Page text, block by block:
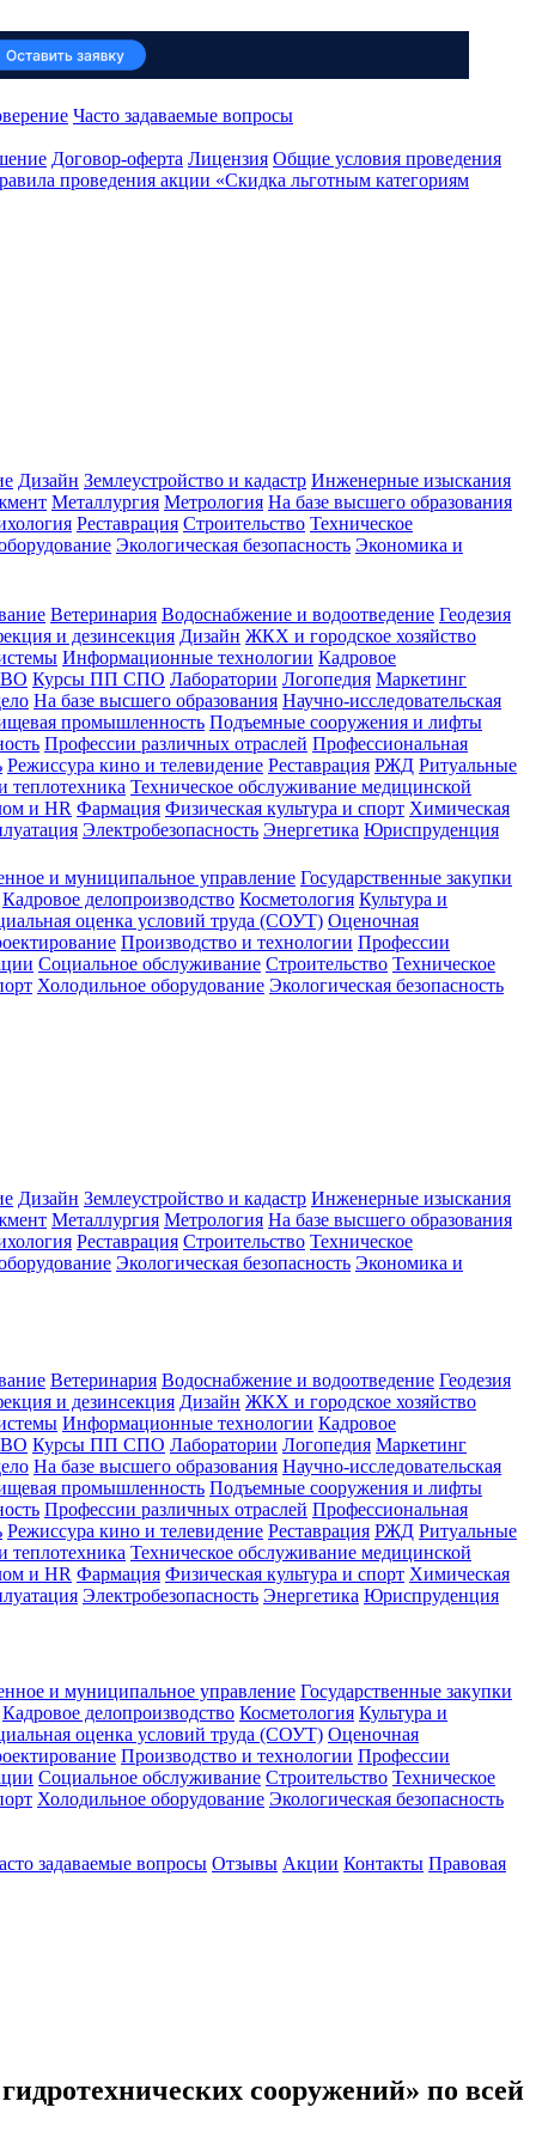
Часто задаваемые вопросы
Договор-оферта Лицензия Общие условия проведения
проведения акции «Скидка льготным категориям
Дизайн Землеустройство и кадастр Инженерные изыскания
Металлургия Метрология На базе высшего образования
Реставрация Строительство Техническое
Экологическая безопасность Экономика и
Ветеринария Водоснабжение и водоотведение Геодезия
и дезинсекция Дизайн ЖКХ и городское хозяйство
Информационные технологии Кадровое
Курсы ПП СПО Лаборатории Логопедия Маркетинг
На базе высшего образования Научно-исследовательская
промышленность Подъемные сооружения и лифты
Профессии различных отраслей Профессиональная
Режиссура кино и телевидение Реставрация РЖД Ритуальные
теплотехника Техническое обслуживание медицинской
и HR Фармация Физическая культура и спорт Химическая
Электробезопасность Энергетика Юриспруденция
и муниципальное управление Государственные закупки
Кадровое делопроизводство Косметология Культура и
оценка условий труда (СОУТ) Оценочная
Производство и технологии Профессии
Социальное обслуживание Строительство Техническое
Холодильное оборудование Экологическая безопасность
Дизайн Землеустройство и кадастр Инженерные изыскания
Металлургия Метрология На базе высшего образования
Реставрация Строительство Техническое
Экологическая безопасность Экономика и
Ветеринария Водоснабжение и водоотведение Геодезия
и дезинсекция Дизайн ЖКХ и городское хозяйство
Информационные технологии Кадровое
Курсы ПП СПО Лаборатории Логопедия Маркетинг
На базе высшего образования Научно-исследовательская
промышленность Подъемные сооружения и лифты
Профессии различных отраслей Профессиональная
Режиссура кино и телевидение Реставрация РЖД Ритуальные
теплотехника Техническое обслуживание медицинской
и HR Фармация Физическая культура и спорт Химическая
Электробезопасность Энергетика Юриспруденция
и муниципальное управление Государственные закупки
Кадровое делопроизводство Косметология Культура и
оценка условий труда (СОУТ) Оценочная
Производство и технологии Профессии
Социальное обслуживание Строительство Техническое
Холодильное оборудование Экологическая безопасность
задаваемые вопросы Отзывы Акции Контакты Правовая
сооружений» по всей